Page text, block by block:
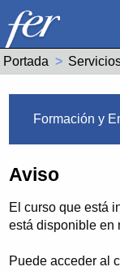
Portada
Formación y
Aviso
El curso que está
está disponible en
Puede acceder al